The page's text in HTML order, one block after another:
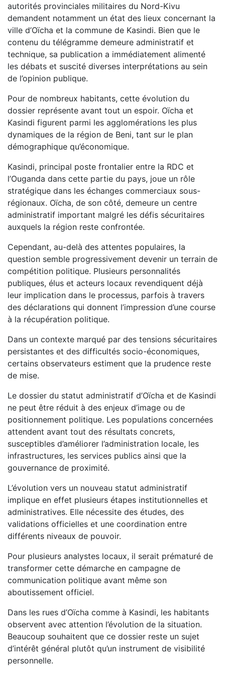
autorités provinciales militaires du Nord-Kivu
demandent notamment un état des lieux concernant la
ville d’Oïcha et la commune de Kasindi. Bien que le
contenu du télégramme demeure administratif et
technique, sa publication a immédiatement alimenté
les débats et suscité diverses interprétations au sein
de l’opinion publique.
Pour de nombreux habitants, cette évolution du
dossier représente avant tout un espoir. Oïcha et
Kasindi figurent parmi les agglomérations les plus
dynamiques de la région de Beni, tant sur le plan
démographique qu’économique.
Kasindi, principal poste frontalier entre la RDC et
l’Ouganda dans cette partie du pays, joue un rôle
stratégique dans les échanges commerciaux sous-
régionaux. Oïcha, de son côté, demeure un centre
administratif important malgré les défis sécuritaires
auxquels la région reste confrontée.
Cependant, au-delà des attentes populaires, la
question semble progressivement devenir un terrain de
compétition politique. Plusieurs personnalités
publiques, élus et acteurs locaux revendiquent déjà
leur implication dans le processus, parfois à travers
des déclarations qui donnent l’impression d’une course
à la récupération politique.
Dans un contexte marqué par des tensions sécuritaires
persistantes et des difficultés socio-économiques,
certains observateurs estiment que la prudence reste
de mise.
Le dossier du statut administratif d’Oïcha et de Kasindi
ne peut être réduit à des enjeux d’image ou de
positionnement politique. Les populations concernées
attendent avant tout des résultats concrets,
susceptibles d’améliorer l’administration locale, les
infrastructures, les services publics ainsi que la
gouvernance de proximité.
L’évolution vers un nouveau statut administratif
implique en effet plusieurs étapes institutionnelles et
administratives. Elle nécessite des études, des
validations officielles et une coordination entre
différents niveaux de pouvoir.
Pour plusieurs analystes locaux, il serait prématuré de
transformer cette démarche en campagne de
communication politique avant même son
aboutissement officiel.
Dans les rues d’Oïcha comme à Kasindi, les habitants
observent avec attention l’évolution de la situation.
Beaucoup souhaitent que ce dossier reste un sujet
d’intérêt général plutôt qu’un instrument de visibilité
personnelle.